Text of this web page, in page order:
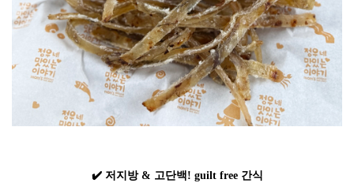
✔️ 저지방& 고단백 ! guilt free 간식